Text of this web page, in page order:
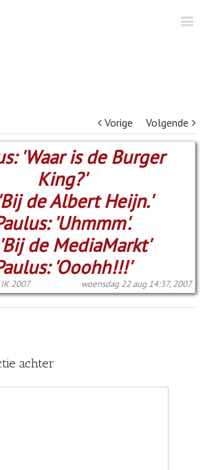
Vorige Volgende
'Waar is de Burger
King?'
de Albert Heijn.'
'Uhmmm'.
de MediaMarkt'
'Ooohh!!!'
2007 woensdag 22 aug 14:37, 2007
achter